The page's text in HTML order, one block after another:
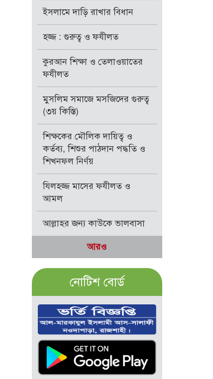
ইসলামে দাড়ি রাখার বিধান
হজ্জ : গুরুত্ব ও ফযীলত
কুরআন শিক্ষা ও তেলাওয়াতের
ফযীলত
মুসলিম সমাজে মসজিদের গুরুত্ব
(৩য় কিস্তি)
শিক্ষকের মৌলিক দায়িত্ব ও
কর্তব্য, শিশুর পাঠদান পদ্ধতি ও
শিখনফল নির্ণয়
যিলহজ্জ মাসের ফযীলত ও
আমল
আল্লাহর জন্য কাউকে ভালবাসা
আরও
নোটিশ বোর্ড